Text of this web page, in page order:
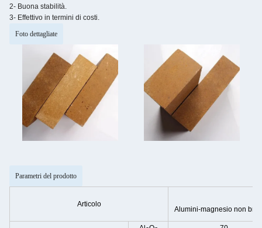
2- Buona stabilità.
3- Effettivo in termini di costi.
Foto dettagliate
Parametri del prodotto
Articolo
Alumini-magnesio non